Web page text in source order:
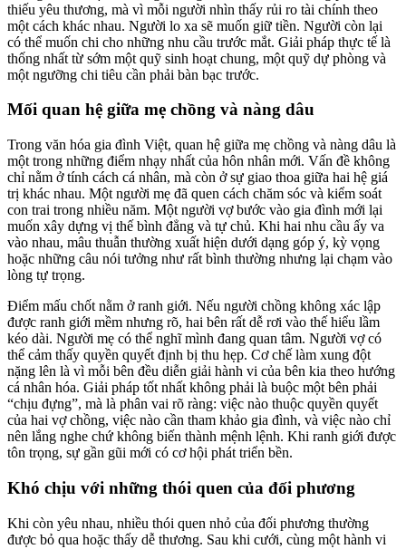
thiếu yêu thương, mà vì mỗi người nhìn thấy rủi ro tài chính theo
một cách khác nhau. Người lo xa sẽ muốn giữ tiền. Người còn lại
có thể muốn chi cho những nhu cầu trước mắt. Giải pháp thực tế là
thống nhất từ sớm một quỹ sinh hoạt chung, một quỹ dự phòng và
một ngưỡng chi tiêu cần phải bàn bạc trước.
Mối quan hệ giữa mẹ chồng và nàng dâu
Trong văn hóa gia đình Việt, quan hệ giữa mẹ chồng và nàng dâu là
một trong những điểm nhạy nhất của hôn nhân mới. Vấn đề không
chỉ nằm ở tính cách cá nhân, mà còn ở sự giao thoa giữa hai hệ giá
trị khác nhau. Một người mẹ đã quen cách chăm sóc và kiểm soát
con trai trong nhiều năm. Một người vợ bước vào gia đình mới lại
muốn xây dựng vị thế bình đẳng và tự chủ. Khi hai nhu cầu ấy va
vào nhau, mâu thuẫn thường xuất hiện dưới dạng góp ý, kỳ vọng
hoặc những câu nói tưởng như rất bình thường nhưng lại chạm vào
lòng tự trọng.
Điểm mấu chốt nằm ở ranh giới. Nếu người chồng không xác lập
được ranh giới mềm nhưng rõ, hai bên rất dễ rơi vào thế hiểu lầm
kéo dài. Người mẹ có thể nghĩ mình đang quan tâm. Người vợ có
thể cảm thấy quyền quyết định bị thu hẹp. Cơ chế làm xung đột
nặng lên là vì mỗi bên đều diễn giải hành vi của bên kia theo hướng
cá nhân hóa. Giải pháp tốt nhất không phải là buộc một bên phải
“chịu đựng”, mà là phân vai rõ ràng: việc nào thuộc quyền quyết
của hai vợ chồng, việc nào cần tham khảo gia đình, và việc nào chỉ
nên lắng nghe chứ không biến thành mệnh lệnh. Khi ranh giới được
tôn trọng, sự gần gũi mới có cơ hội phát triển bền.
Khó chịu với những thói quen của đối phương
Khi còn yêu nhau, nhiều thói quen nhỏ của đối phương thường
được bỏ qua hoặc thấy dễ thương. Sau khi cưới, cùng một hành vi